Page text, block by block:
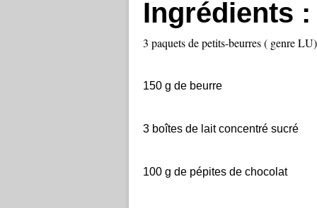
Ingrédients :
3 paquets de petits-beurres ( genre LU)
150 g de beurre
3 boîtes de lait concentré sucré
100 g de pépites de chocolat